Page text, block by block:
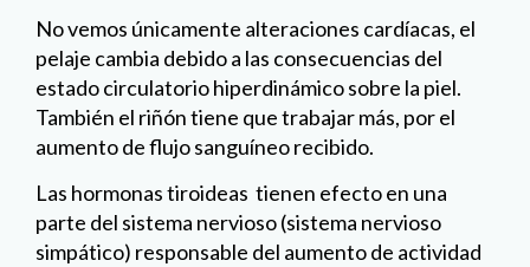
No vemos únicamente alteraciones cardíacas, el
pelaje cambia debido a las consecuencias del
estado circulatorio hiperdinámico sobre la piel.
También el riñón tiene que trabajar más, por el
aumento de flujo sanguíneo recibido.
Las hormonas tiroideas tienen efecto en una
parte del sistema nervioso (sistema nervioso
simpático) responsable del aumento de actividad